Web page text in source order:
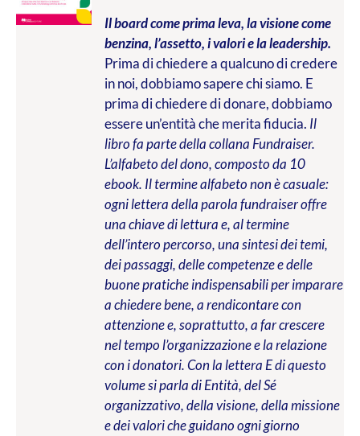
Il board come prima leva, la visione come
benzina, l’assetto, i valori e la leadership.
Prima di chiedere a qualcuno di credere
in noi, dobbiamo sapere chi siamo. E
prima di chiedere di donare, dobbiamo
essere un’entità che merita fiducia. Il
libro fa parte della collana Fundraiser.
L’alfabeto del dono, composto da 10
ebook. Il termine alfabeto non è casuale:
ogni lettera della parola fundraiser offre
una chiave di lettura e, al termine
dell’intero percorso, una sintesi dei temi,
dei passaggi, delle competenze e delle
buone pratiche indispensabili per imparare
a chiedere bene, a rendicontare con
attenzione e, soprattutto, a far crescere
nel tempo l’organizzazione e la relazione
con i donatori. Con la lettera E di questo
volume si parla di Entità, del Sé
organizzativo, della visione, della missione
e dei valori che guidano ogni giorno